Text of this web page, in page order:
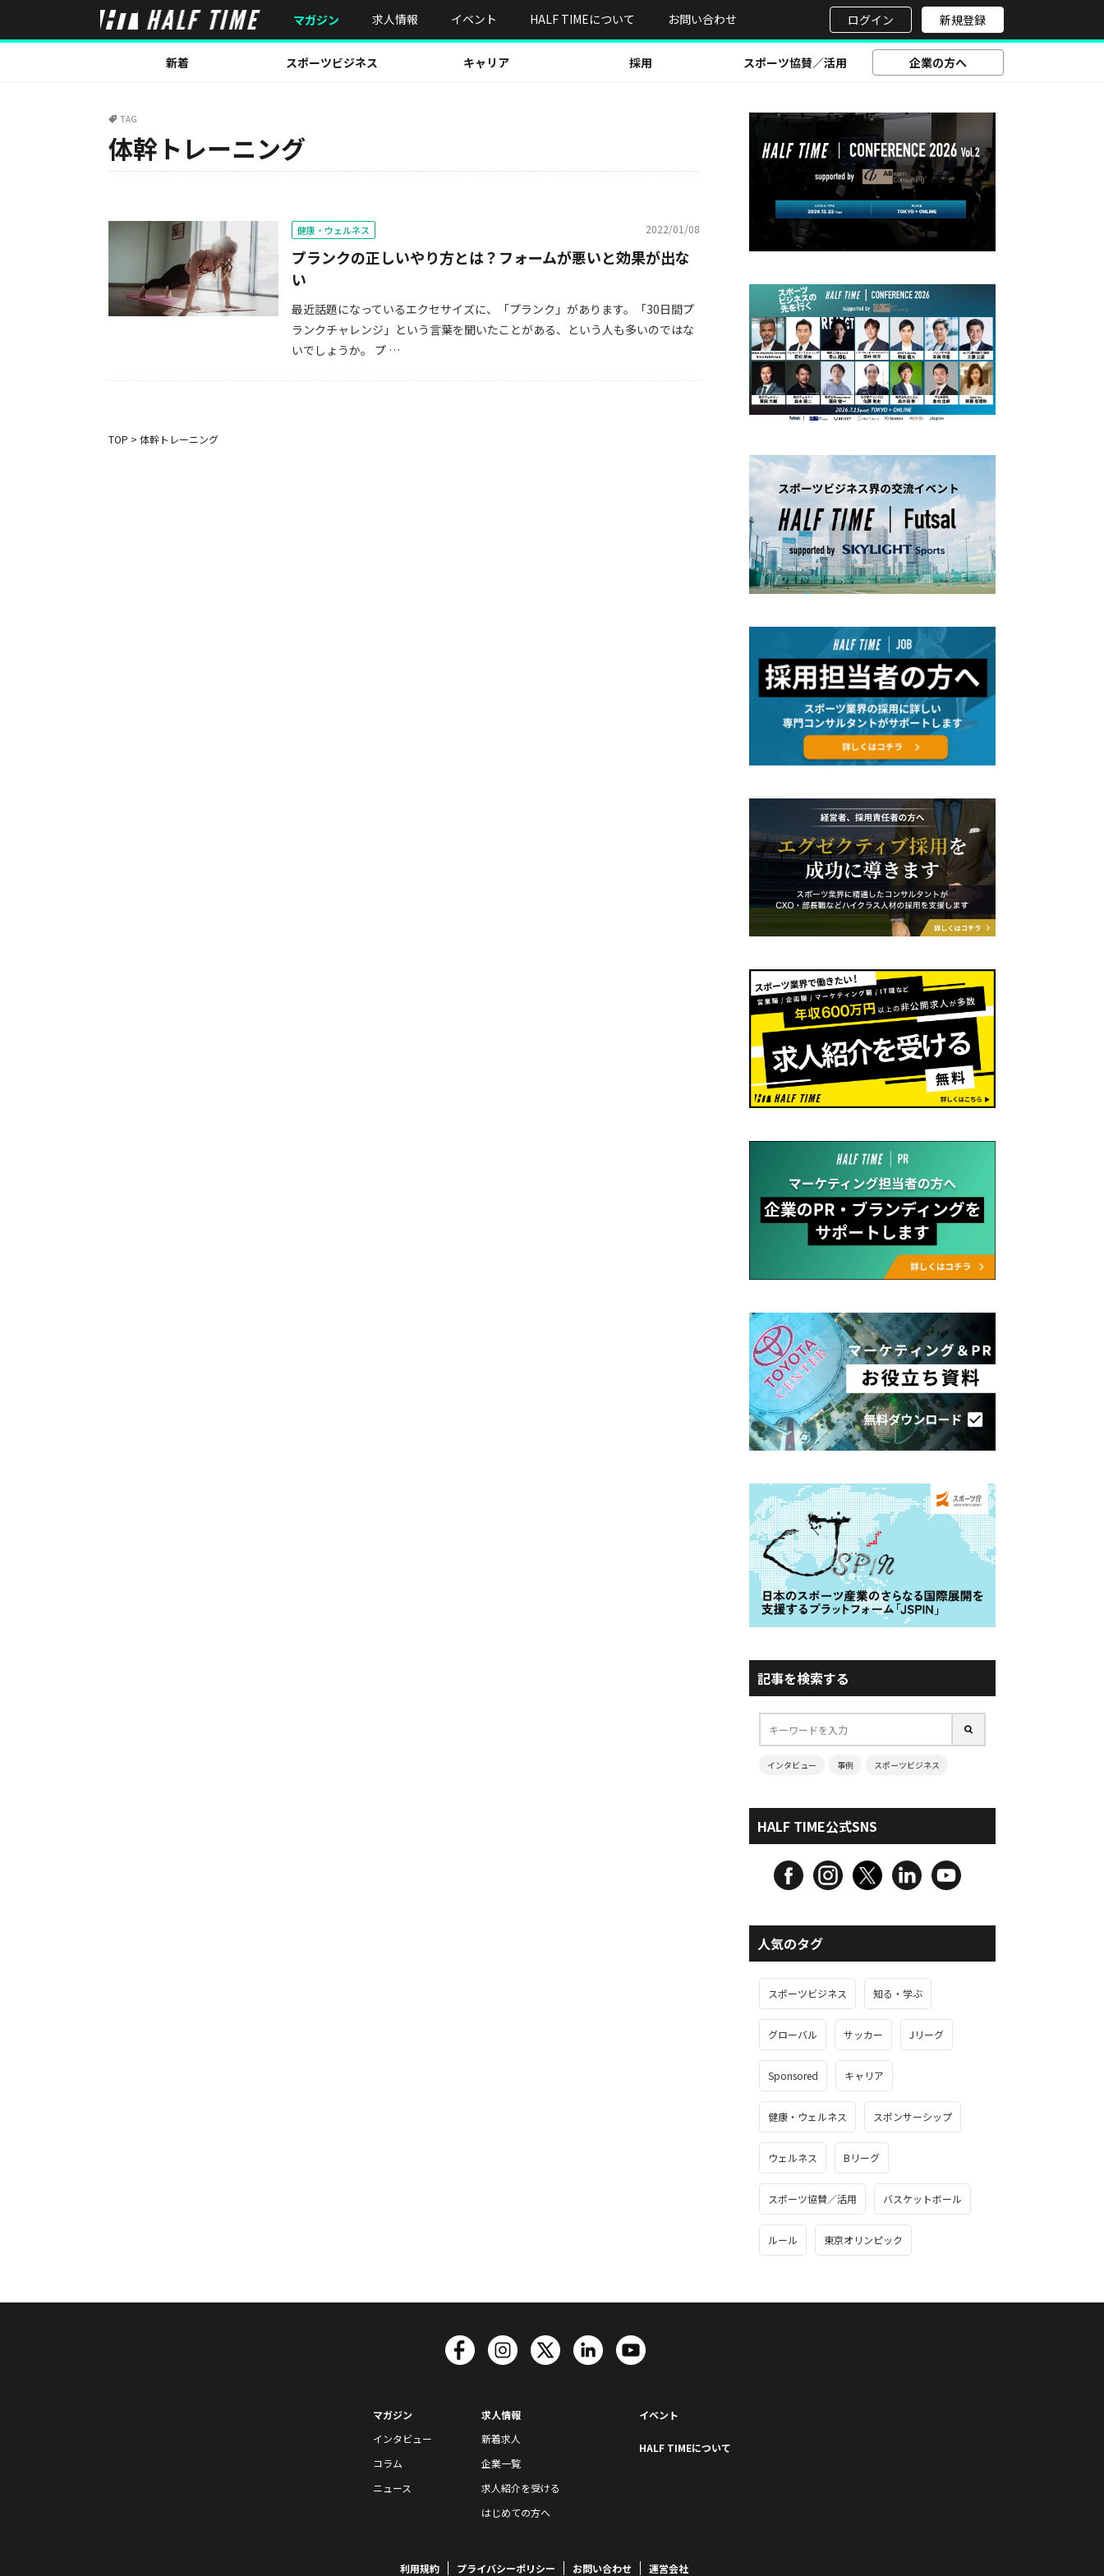
マガジン 求人情報 イベント HALF TIMEについて お問い合わせ ログイン 新規登録
新着 スポーツビジネス キャリア 採用 スポーツ協賛／活用 企業の方へ
TAG
体幹トレーニング
健康・ウェルネス 2022/01/08
プランクの正しいやり方とは？フォームが悪いと効果が出な
い
最近話題になっているエクセサイズに、「プランク」があります。「30日間プ
ランクチャレンジ」という言葉を聞いたことがある、という人も多いのではな
いでしょうか。 プ …
TOP > 体幹トレーニング
記事を検索する
インタビュー 事例 スポーツビジネス
HALF TIME公式SNS
人気のタグ
スポーツビジネス 知る・学ぶ
グローバル サッカー Jリーグ
Sponsored キャリア
健康・ウェルネス スポンサーシップ
ウェルネス Bリーグ
スポーツ協賛／活用 バスケットボール
ルール 東京オリンピック
マガジン
インタビュー
コラム
ニュース
求人情報
新着求人
企業一覧
求人紹介を受ける
はじめての方へ
イベント
HALF TIMEについて
利用規約 プライバシーポリシー お問い合わせ 運営会社